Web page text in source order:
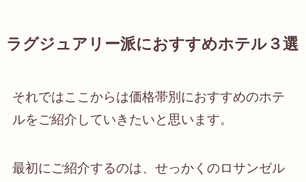
ラグジュアリー派におすすめホテル３選
それではここからは価格帯別におすすめのホテ
ルをご紹介していきたいと思います。
最初にご紹介するのは、せっかくのロサンゼル